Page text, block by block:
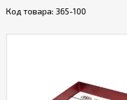
Код товара: 365-100